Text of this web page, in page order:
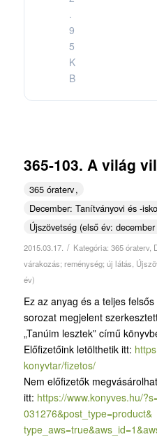
.
9
5
K
B
365-103. A világ
365 óraterv
December: Tanítványovi és -
Újszövetség (első év:
2015.03.17. / Kategória: 365 óraterv,
várakozás; reménység; új látás,
év)
Ez az anyag és a teljes
sorozat megjelent
„Tanúim lesztek” című
Előfizetőink letölthetik itt:
konyvtar/fizetos/
Nem előfizetők
itt: https://www.konyves.hu/?
031276&post_type=product&